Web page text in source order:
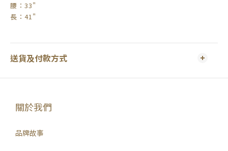
腰：33"
長：41"
送貨及付款方式
關於我們
品牌故事